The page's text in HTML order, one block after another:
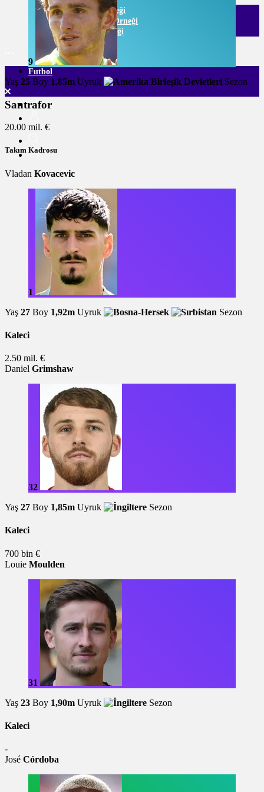
Listeli Galeri Örneği
Numaralı Galeri Örneği
Video Galeri Örneği
Futbol
9
Yaş 25 Boy 1,85m Uyruk Sezon
Santrafor
20.00 mil. €
Takım Kadrosu
Vladan Kovacevic
1
Yaş 27 Boy 1,92m Uyruk Sezon
Kaleci
2.50 mil. €
Daniel Grimshaw
32
Yaş 27 Boy 1,85m Uyruk Sezon
Kaleci
700 bin €
Louie Moulden
31
Yaş 23 Boy 1,90m Uyruk Sezon
Kaleci
-
José Córdoba